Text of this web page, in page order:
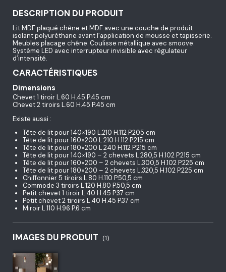
DESCRIPTION DU PRODUIT
Lit MDF plaqué chêne et MDF avec une couche de produit
isolant polyuréthane avant l’application de mousse et tapisserie.
Meubles placage chêne. Coulisse métallique avec smoove.
Système LED avec interrupteur invisible avec régulateur
d’intensité.
CARACTÉRISTIQUES
Dimensions
Chevet 1 tiroir L.60 H.45 P.45 cm
Chevet 2 tiroirs L.60 H.45 P.45 cm
Existe aussi :
Tête de lit pour 140×190 L.210 H.112 P.205 cm
Tête de lit pour 160×200 L.210 H.112 P.215 cm
Tête de lit pour 180×200 L.240 H.112 P.215 cm
Tête de lit pour 140×190 – 2 chevets L.280,5 H.102 P.215 cm
Tête de lit pour 160×200 – 2 chevets L.300,5 H.102 P.225 cm
Tête de lit pour 180×200 – 2 chevets L.320,5 H.102 P.225 cm
Chiffonnier 5 tiroirs L.80 H.110 P.50,5 cm
Commode 3 tiroirs L.120 H.80 P.50,5 cm
Petit chevet 1 tiroir L.40 H.45 P.37 cm
Petit chevet 2 tiroirs L.40 H.45 P.37 cm
Miroir L.110 H.96 P.6 cm
IMAGES DU PRODUIT (1)